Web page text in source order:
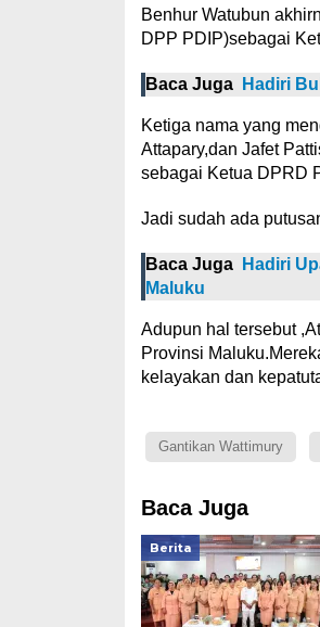
Benhur Watubun
DPP PDIP)sebagai
Baca Juga Hadiri
Ketiga nama yang
Attapary,dan Jafet
sebagai Ketua DPRD
Jadi sudah ada
Baca Juga
Hadiri
Maluku
Adupun hal tersebut
Provinsi
kelayakan dan
Gantikan Wattimury
Baca Juga
Berita